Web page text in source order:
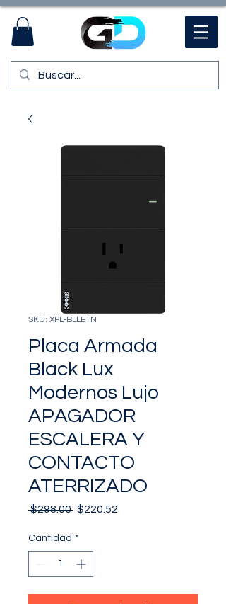
SKU: XPL-BLLE1N
Placa Armada
Black Lux
Modernos Lujo
APAGADOR
ESCALERA Y
CONTACTO
ATERRIZADO
$298.00 Precio
$220.52
Cantidad *